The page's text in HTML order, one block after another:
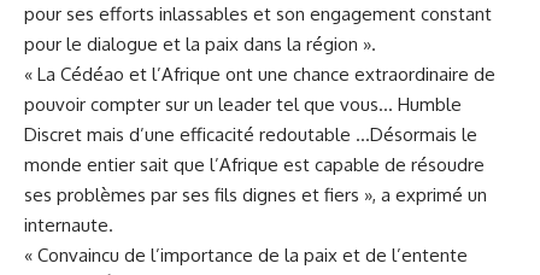
pour ses efforts inlassables et son engagement constant
pour le dialogue et la paix dans la région ».
« La Cédéao et l’Afrique ont une chance extraordinaire de
pouvoir compter sur un leader tel que vous… Humble
Discret mais d’une efficacité redoutable …Désormais le
monde entier sait que l’Afrique est capable de résoudre
ses problèmes par ses fils dignes et fiers », a exprimé un
internaute.
« Convaincu de l’importance de la paix et de l’entente